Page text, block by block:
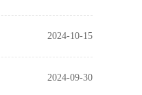
2024-10-15
2024-09-30